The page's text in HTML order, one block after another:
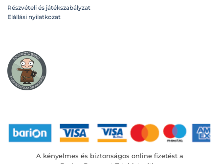
ki
Részvételi és játékszabályzat
Elállási nyilatkozat
A kényelmes és biztonságos online fizetést a